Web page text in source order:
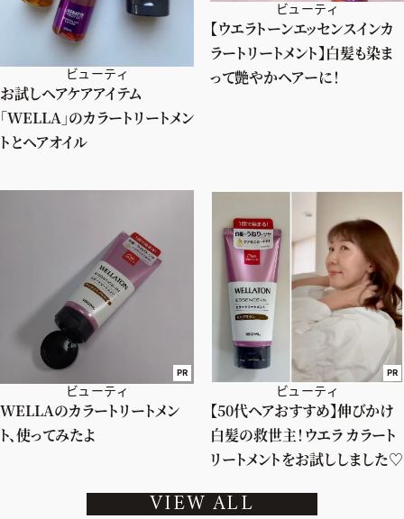
ビューティ
お試しヘアケアアイテム
「WELLA」のカラートリートメン
トとヘアオイル
ビューティ
【ウエラトーンエッセンスインカ
ラートリートメント】白髪も染ま
って艶やかヘアーに！
PR
ビューティ
WELLAのカラートリートメン
ト、使ってみたよ
PR
ビューティ
【50代ヘアおすすめ】伸びかけ
白髪の救世主！ウエラ カラート
リートメントをお試ししました♡
VIEW ALL